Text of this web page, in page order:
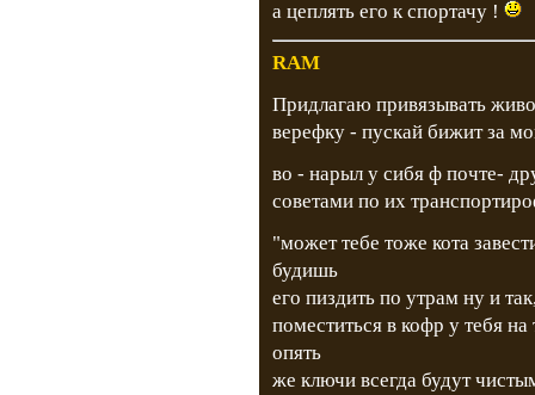
а цеплять его к спортачу !
RAM
Придлагаю привязывать
верефку - пускай бижит за
во - нарыл у сибя ф почте-
советами по их
"может тебе тоже кота
будишь
его пиздить по утрам ну и
поместиться в кофр у тебя
опять
же ключи всегда будут